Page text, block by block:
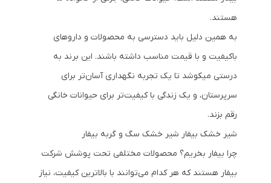
هستند.
به همین دلیل باید دسترسی به محصولات و داروهای
باکیفیت و با قیمت مناسب داشته باشند. این برند به
درستی میکوشد تا یک تجربه نگهداری آسان‌تر برای
سرپرستان، و یک زندگی با کیفیت‌تر برای حیوانات خانگی
رقم بزند.
شیر خشک بیفار شیر خشک سگ و گربه بیفار
چرا بیفار بخریم؟ محصولات مختلفی تحت پوشش شرکت
بیفار هستند که هر کدام می‌توانند با بالاترین کیفیت، نیاز